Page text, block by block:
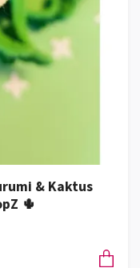
& Kaktus
🌵